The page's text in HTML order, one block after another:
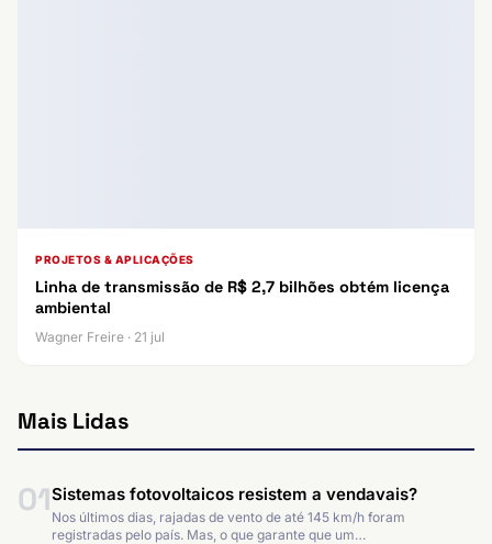
PROJETOS & APLICAÇÕES
Linha de transmissão de R$ 2,7 bilhões obtém licença
ambiental
Wagner Freire · 21 jul
Mais Lidas
01Sistemas fotovoltaicos resistem a vendavais?
Nos últimos dias, rajadas de vento de até 145 km/h foram
registradas pelo país. Mas, o que garante que um…